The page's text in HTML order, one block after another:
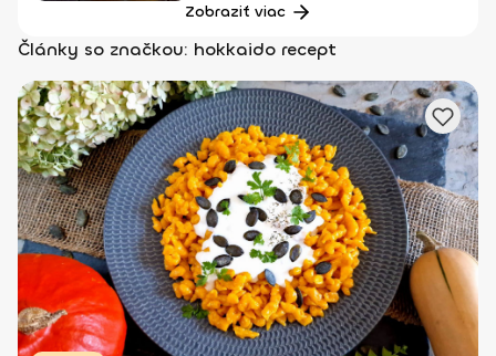
Zobraziť viac
Články so značkou: hokkaido recept